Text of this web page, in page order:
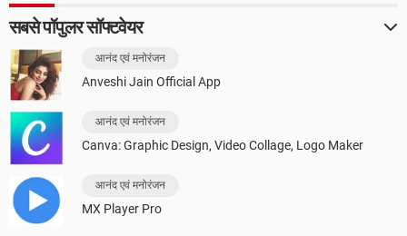
सबसे पॉपुलर सॉफ्टवेयर
आनंद एवं मनोरंजन
Anveshi Jain Official App
आनंद एवं मनोरंजन
Canva: Graphic Design, Video Collage, Logo Maker
आनंद एवं मनोरंजन
MX Player Pro